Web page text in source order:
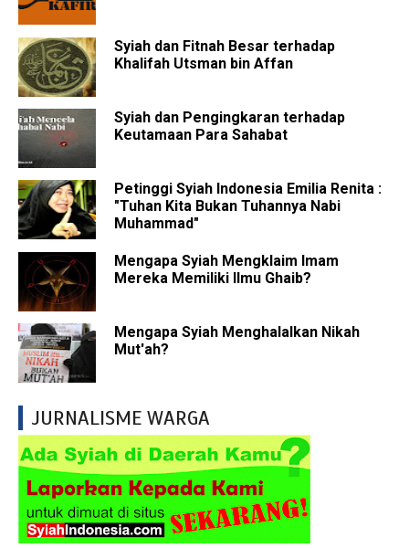
Syiah dan Fitnah Besar terhadap
Khalifah Utsman bin Affan
Syiah dan Pengingkaran terhadap
Keutamaan Para Sahabat
Petinggi Syiah Indonesia Emilia Renita :
"Tuhan Kita Bukan Tuhannya Nabi
Muhammad"
Mengapa Syiah Mengklaim Imam
Mereka Memiliki Ilmu Ghaib?
Mengapa Syiah Menghalalkan Nikah
Mut'ah?
JURNALISME WARGA